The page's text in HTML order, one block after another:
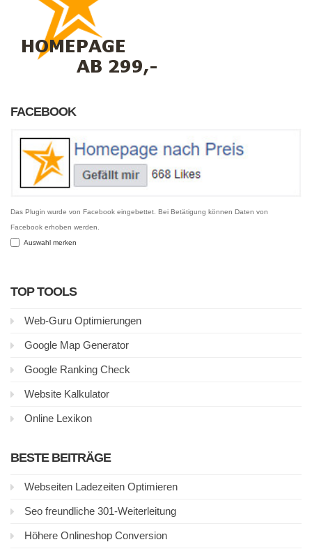
FACEBOOK
Das Plugin wurde von Facebook eingebettet. Bei Betätigung können Daten von
Facebook erhoben werden.
Auswahl merken
TOP TOOLS
Web-Guru Optimierungen
Google Map Generator
Google Ranking Check
Website Kalkulator
Online Lexikon
BESTE BEITRÄGE
Webseiten Ladezeiten Optimieren
Seo freundliche 301-Weiterleitung
Höhere Onlineshop Conversion